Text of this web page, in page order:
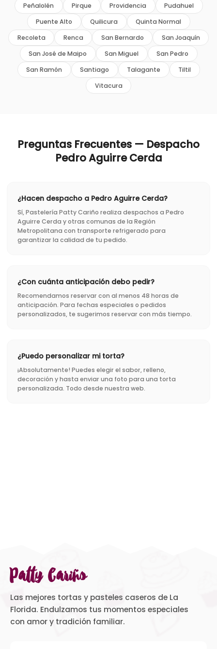
Peñalolén Pirque Providencia
Pudahuel
Puente Alto
Quilicura
Quinta Normal
Recoleta
Renca San Bernardo
San Joaquín
San José de Maipo
San Miguel
San Pedro
San Ramón
Santiago Talagante
Tiltil
Vitacura
Preguntas Frecuentes — Despacho
Pedro Aguirre Cerda
¿Hacen despacho a Pedro Aguirre Cerda?
Sí, Pastelería Patty Cariño realiza despachos a Pedro
Aguirre Cerda y otras comunas de la Región
Metropolitana con transporte refrigerado para
garantizar la calidad de tu pedido.
¿Con cuánta anticipación debo pedir?
Recomendamos reservar con al menos 48 horas de
anticipación. Para fechas especiales o pedidos
personalizados, te sugerimos reservar con más tiempo.
¿Puedo personalizar mi torta?
¡Absolutamente! Puedes elegir el sabor, relleno,
decoración y hasta enviar una foto para una torta
personalizada. Todo desde nuestra web.
Patty Cariño
Las mejores tortas y pasteles caseros de La
Florida. Endulzamos tus momentos especiales
con amor y tradición familiar.